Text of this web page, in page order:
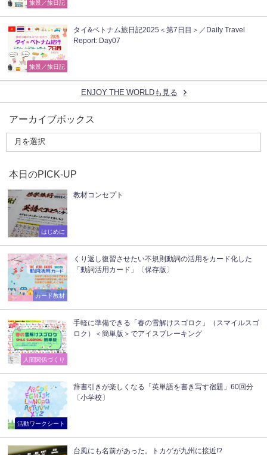
旅景／旅日記
旅景／旅日記
タイ&ベトナム旅日記2025＜第7日目＞／Daily Travel
Report: Day07
ENJOY THE WORLDも見る
アーカイブボックス
本日のPICK-UP
はじめに
教材コンセプト
カード教材
くり返し復習させたい不規則動詞の活用をカード化した
「動詞活用カード」〔保存版〕
人間関係づくり
手軽に準備できる「春の雪解けスゴロク」（スマイルスゴ
ロク）＜簡単版＞でアイスブレーキング
活動ワークシート
辞書引きが楽しくなる「英単語を書き写す宿題」60回分
〔小学校〕
台風にも名前があった。トカゲが九州に接近!?